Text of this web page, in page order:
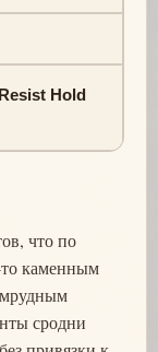
Resist Hold
что по
то каменным
сродни